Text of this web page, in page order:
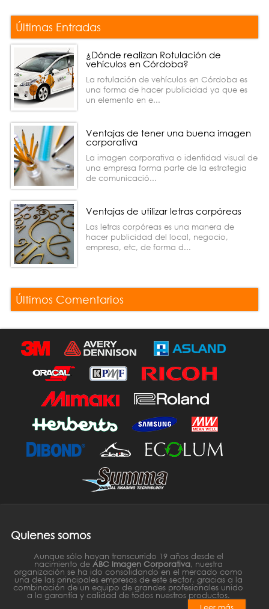
Últimas Entradas
¿Dónde realizan Rotulación de
vehículos en Córdoba?
La rotulación de vehículos en Córdoba es
una forma de hacer publicidad ya que es
un elemento en e...
Ventajas de tener una buena imagen
corporativa
La imagen corporativa o identidad visual de
una empresa forma parte de la estrategia
de comunicació...
Ventajas de utilizar letras corpóreas
Las letras corpóreas es una manera de
hacer publicidad del local, negocio,
empresa, etc, de forma d...
Últimos Comentarios
Quienes somos
Aunque sólo hayan transcurrido 19 años desde el
nacimiento de ABC Imagen Corporativa, nuestra
organización se ha ido consolidando en el mercado como
una de las principales empresas de este sector, gracias a la
combinación de un equipo de grandes profesionales unido
a la garantía y calidad de todos nuestros productos.